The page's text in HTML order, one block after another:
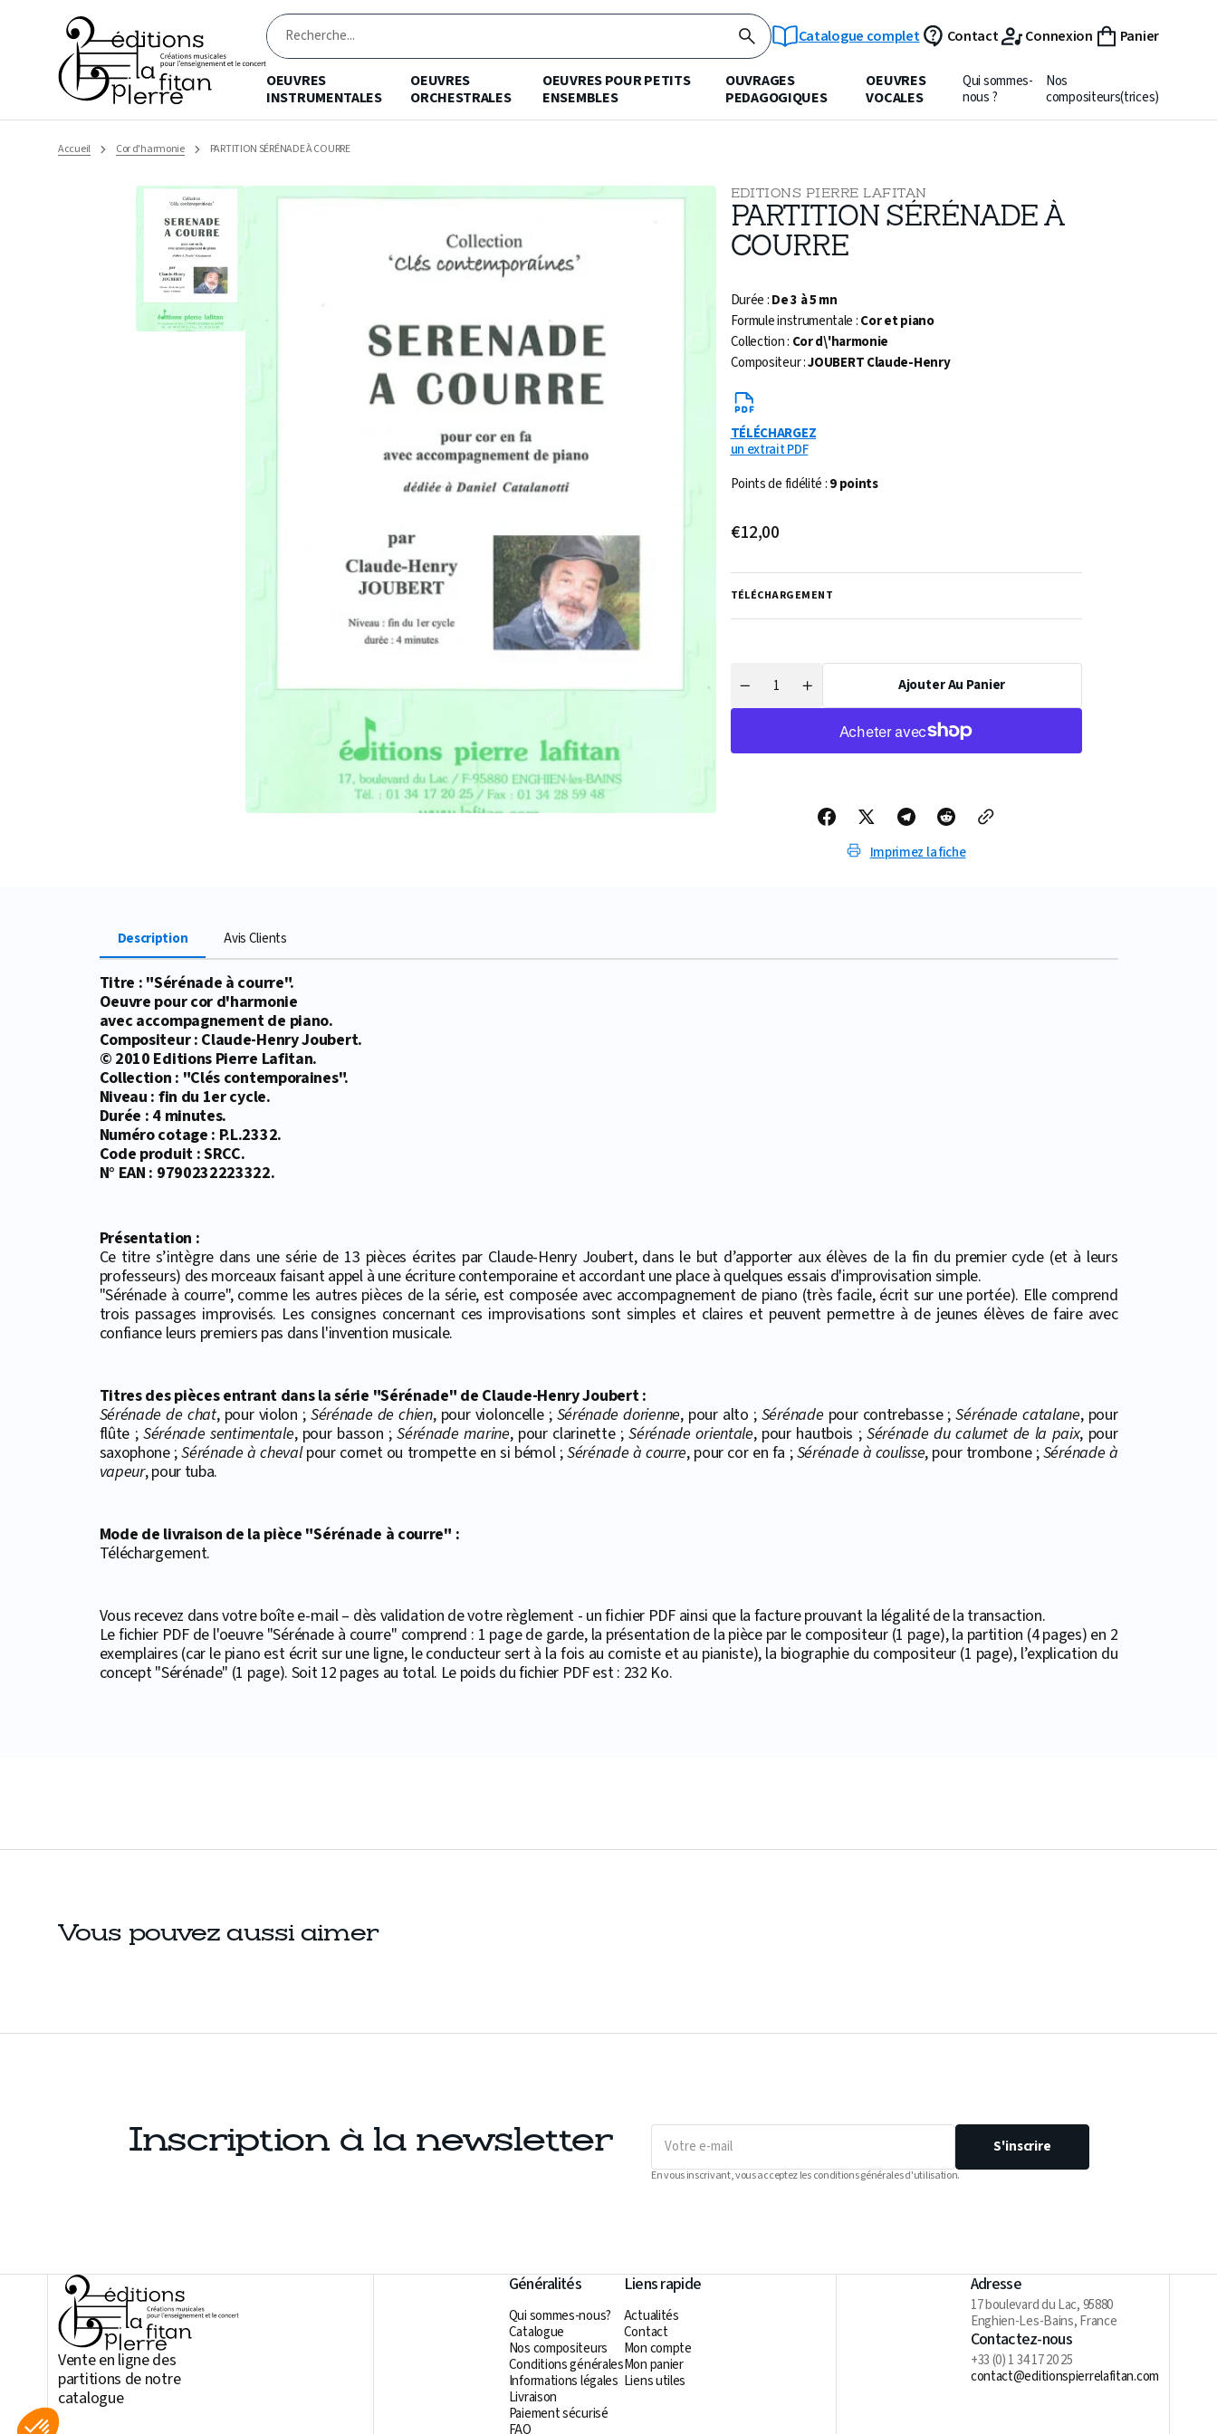
Axeptio consent
Plateforme de Gestion du Consentement : Personnalisez vos Options
Recherche Catalogue complet Contact Connexion Panier
OEUVRES
INSTRUMENTALES
OEUVRES
ORCHESTRALES
OEUVRES POUR PETITS
ENSEMBLES
OUVRAGES
PEDAGOGIQUES
OEUVRES
VOCALES
Qui sommes-
nous ?
Nos
compositeurs(trices)
Accueil Cor d'harmonie PARTITION SÉRÉNADE À COURRE
des
supports
multimédia
dans
vue
galerie
EDITIONS PIERRE LAFITAN
PARTITION SÉRÉNADE À
COURRE
Durée :De 3 à 5 mn
Formule instrumentale :Cor et piano
Collection : Cor d\'harmonie
Compositeur :JOUBERT Claude-Henry
TÉLÉCHARGEZ
un extrait PDF
Points de fidélité :9 points
Prix
€12,00
TÉLÉCHARGEMENT
Réduire
Quantité
Augmenter
Ajouter Au Panier
Imprimez la fiche
Description Avis Clients
Titre : "Sérénade à courre".
Oeuvre pour cor d'harmonie
avec accompagnement de piano.
Compositeur : Claude-Henry Joubert.
© 2010 Editions Pierre Lafitan.
Collection : "Clés contemporaines".
Niveau : fin du 1er cycle.
Durée : 4 minutes.
Numéro cotage : P.L.2332.
Code produit : SRCC.
N° EAN : 9790232223322.
Présentation :
Ce titre s’intègre dans une série de 13 pièces écrites par Claude-Henry Joubert, dans le but d’apporter aux élèves de la fin du premier cycle (et à leurs
professeurs) des morceaux faisant appel à une écriture contemporaine et accordant une place à quelques essais d'improvisation simple.
"Sérénade à courre", comme les autres pièces de la série, est composée avec accompagnement de piano (très facile, écrit sur une portée). Elle comprend
trois passages improvisés. Les consignes concernant ces improvisations sont simples et claires et peuvent permettre à de jeunes élèves de faire avec
confiance leurs premiers pas dans l'invention musicale.
Titres des pièces entrant dans la série "Sérénade" de Claude-Henry Joubert :
Sérénade de chat, pour violon ; Sérénade de chien, pour violoncelle ; Sérénade dorienne, pour alto ; Sérénade pour contrebasse ;Sérénade catalane, pour
flûte ; Sérénade sentimentale, pour basson ;Sérénade marine, pour clarinette ;Sérénade orientale, pour hautbois ; Sérénade du calumet de la paix, pour
saxophone ;Sérénade à chevalpour cornet ou trompette en si bémol ;Sérénade à courre, pour cor en fa ;Sérénade à coulisse, pour trombone ;Sérénade à
vapeur, pour tuba.
Mode de livraison de la pièce "Sérénade à courre" :
Téléchargement.
Vous recevez dans votre boîte e-mail – dès validation de votre règlement - un fichier PDF ainsi que la facture prouvant la légalité de la transaction.
Le fichier PDF de l'oeuvre "Sérénade à courre" comprend : 1 page de garde, la présentation de la pièce par le compositeur (1 page), la partition (4 pages) en 2
exemplaires (car le piano est écrit sur une ligne, le conducteur sert à la fois au corniste et au pianiste), la biographie du compositeur (1 page), l’explication du
concept "Sérénade" (1 page). Soit 12 pages au total. Le poids du fichier PDF est : 232 Ko.
Vous pouvez aussi aimer
Inscription à la newsletter
Votre
mail
S'inscrire
En vous inscrivant, vous acceptez les conditions générales d'utilisation.
Vente en ligne des
partitions de notre
catalogue
Généralités
Qui sommes-nous?
Catalogue
Nos compositeurs
Conditions générales
Informations légales
Livraison
Paiement sécurisé
FAQ
Liens rapide
Actualités
Contact
Mon compte
Mon panier
Liens utiles
Adresse
17 boulevard du Lac, 95880
Enghien-Les-Bains, France
Contactez-nous
+33 (0) 1 34 17 20 25
contact@editionspierrelafitan.com